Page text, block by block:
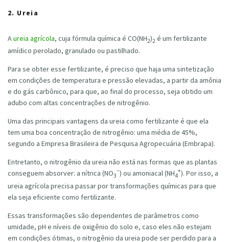
2. Ureia
A ureia agrícola, cuja fórmula química é CO(NH2)2 é um fertilizante
amídico perolado, granulado ou pastilhado.
Para se obter esse fertilizante, é preciso que haja uma sintetização
em condições de temperatura e pressão elevadas, a partir da amônia
e do gás carbônico, para que, ao final do processo, seja obtido um
adubo com altas concentrações de nitrogênio.
Uma das principais vantagens da ureia como fertilizante é que ela
tem uma boa concentração de nitrogênio: uma média de 45%,
segundo a Empresa Brasileira de Pesquisa Agropecuária (Embrapa).
Entretanto, o nitrogênio da ureia não está nas formas que as plantas
conseguem absorver: a nítrica (NO3
–) ou amoniacal (NH4
+). Por isso, a
ureia agrícola precisa passar por transformações químicas para que
ela seja eficiente como fertilizante.
Essas transformações são dependentes de parâmetros como
umidade, pH e níveis de oxigênio do solo e, caso eles não estejam
em condições ótimas, o nitrogênio da ureia pode ser perdido para a